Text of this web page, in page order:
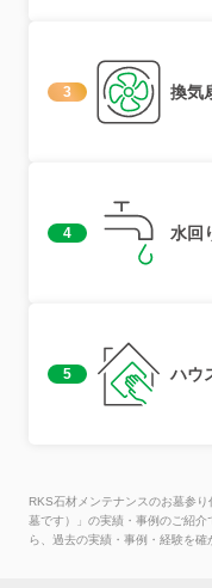
3 換気
4 水回
5 ハウ
RKS石材メンテナンスのお墓参
墓です）」の実績・事例のご紹
ら、過去の実績・事例・経験を